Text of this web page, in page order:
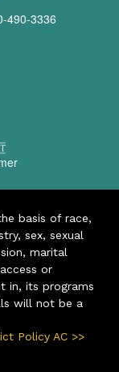
490-3336
basis of race,
sex, sexual
marital
or
in, its programs
will not be a
Policy AC >>